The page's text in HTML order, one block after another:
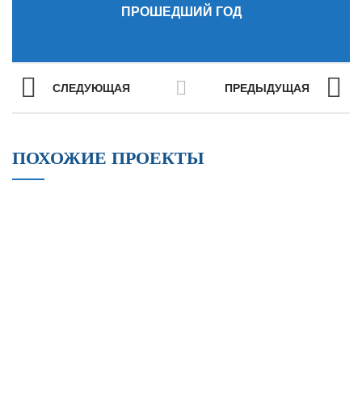
ПРОШЕДШИЙ ГОД
СЛЕДУЮЩАЯ ПРЕДЫДУЩАЯ
ПОХОЖИЕ ПРОЕКТЫ